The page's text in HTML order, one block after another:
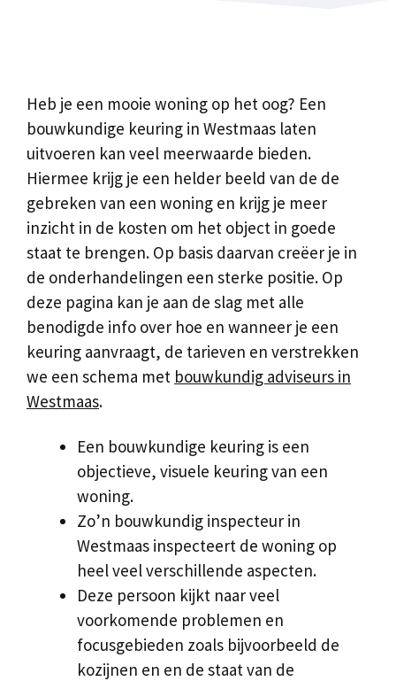
Heb je een mooie woning op het oog? Een
bouwkundige keuring in Westmaas laten
uitvoeren kan veel meerwaarde bieden.
Hiermee krijg je een helder beeld van de de
gebreken van een woning en krijg je meer
inzicht in de kosten om het object in goede
staat te brengen. Op basis daarvan creëer je in
de onderhandelingen een sterke positie. Op
deze pagina kan je aan de slag met alle
benodigde info over hoe en wanneer je een
keuring aanvraagt, de tarieven en verstrekken
we een schema met bouwkundig adviseurs in
Westmaas.
Een bouwkundige keuring is een
objectieve, visuele keuring van een
woning.
Zo’n bouwkundig inspecteur in
Westmaas inspecteert de woning op
heel veel verschillende aspecten.
Deze persoon kijkt naar veel
voorkomende problemen en
focusgebieden zoals bijvoorbeeld de
kozijnen en en de staat van de